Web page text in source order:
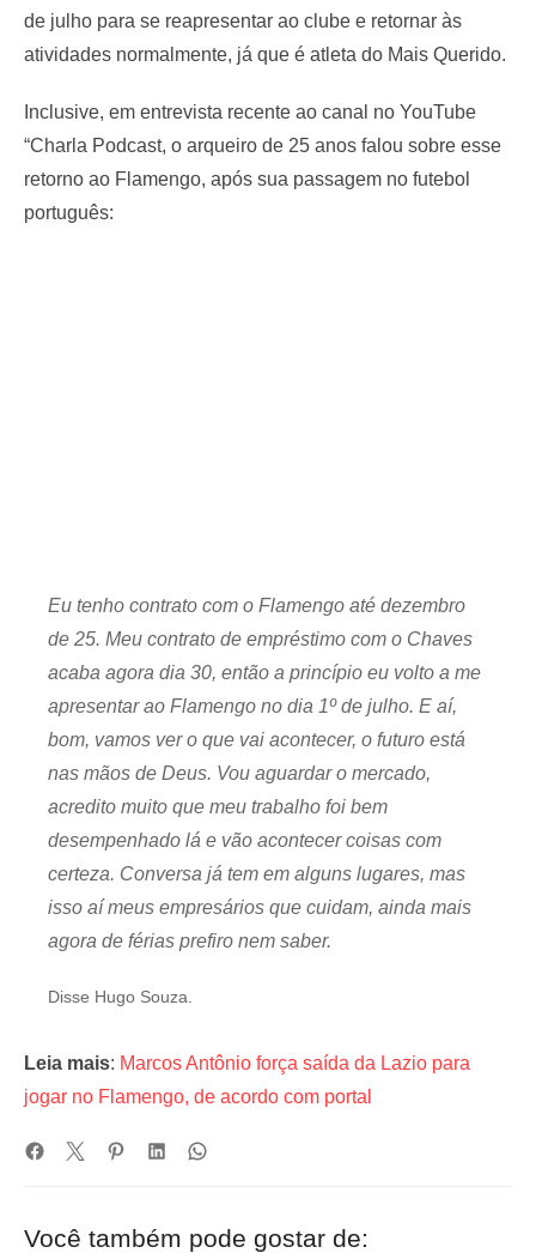
de julho para se reapresentar ao clube e retornar às
atividades normalmente, já que é atleta do Mais Querido.
Inclusive, em entrevista recente ao canal no YouTube
“Charla Podcast, o arqueiro de 25 anos falou sobre esse
retorno ao Flamengo, após sua passagem no futebol
português:
Eu tenho contrato com o Flamengo até dezembro
de 25. Meu contrato de empréstimo com o Chaves
acaba agora dia 30, então a princípio eu volto a me
apresentar ao Flamengo no dia 1º de julho. E aí,
bom, vamos ver o que vai acontecer, o futuro está
nas mãos de Deus. Vou aguardar o mercado,
acredito muito que meu trabalho foi bem
desempenhado lá e vão acontecer coisas com
certeza. Conversa já tem em alguns lugares, mas
isso aí meus empresários que cuidam, ainda mais
agora de férias prefiro nem saber.
Disse Hugo Souza.
Leia mais: Marcos Antônio força saída da Lazio para
jogar no Flamengo, de acordo com portal
Você também pode gostar de: